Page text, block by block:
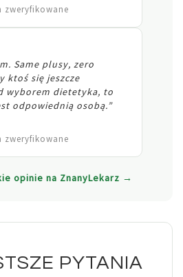
zweryfikowane
Same plusy, zero
ktoś się jeszcze
wyborem dietetyka, to
odpowiednią osobą.”
zweryfikowane
opinie na ZnanyLekarz →
PYTANIA